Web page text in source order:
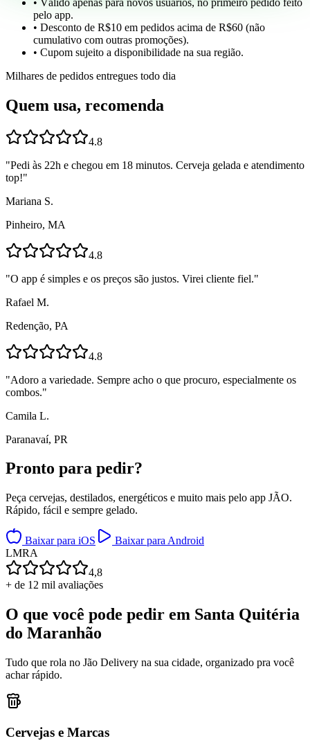
pelo app.
• Desconto de R$10 em pedidos acima de R$60 (não
cumulativo com outras promoções).
• Cupom sujeito a disponibilidade na sua região.
Milhares de pedidos entregues todo dia
Quem usa, recomenda
4.8
"Pedi às 22h e chegou em 18 minutos. Cerveja gelada e atendimento
top!"
Mariana S.
Pinheiro, MA
4.8
"O app é simples e os preços são justos. Virei cliente fiel."
Rafael M.
Redenção, PA
4.8
"Adoro a variedade. Sempre acho o que procuro, especialmente os
combos."
Camila L.
Paranavaí, PR
Pronto para pedir?
Peça cervejas, destilados, energéticos e muito mais pelo app JÃO.
Rápido, fácil e sempre gelado.
Baixar para iOS
Baixar para Android
LMRA
4,8
+ de 12 mil avaliações
O que você pode pedir em Santa Quitéria
do Maranhão
Tudo que rola no Jão Delivery na sua cidade, organizado pra você
achar rápido.
Cervejas e Marcas